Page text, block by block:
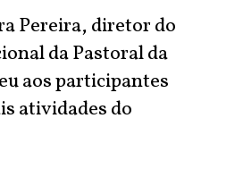
Pereira, diretor do
da Pastoral da
aos participantes
atividades do